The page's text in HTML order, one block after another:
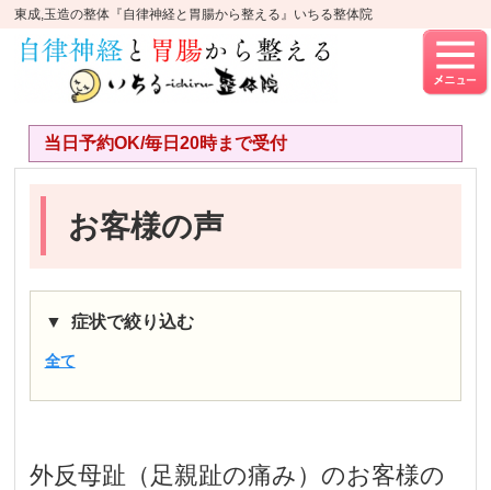
東成,玉造の整体『自律神経と胃腸から整える』いちる整体院
当日予約OK/毎日20時まで受付
お客様の声
症状で絞り込む
全て
外反母趾（足親趾の痛み）のお客様の